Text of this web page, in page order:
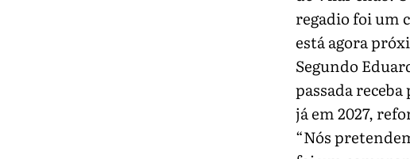
regadio foi um
está agora
Segundo
passada
já em 2027,
“Nós